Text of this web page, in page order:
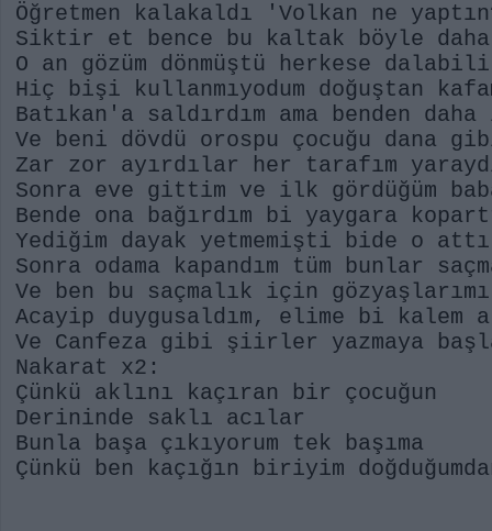
Öğretmen kalakaldı 'Volkan ne
Siktir et bence bu kaltak böyle
O an gözüm dönmüştü herkese
Hiç bişi kullanmıyodum doğuştan
Batıkan'a saldırdım ama benden
Ve beni dövdü orospu çocuğu dana
Zar zor ayırdılar her tarafım
Sonra eve gittim ve ilk gördüğüm
Bende ona bağırdım bi yaygara
Yediğim dayak yetmemişti bide o attı
Sonra odama kapandım tüm bunlar
Ve ben bu saçmalık için gözyaşlarımı
Acayip duygusaldım, elime bi kalem
Ve Canfeza gibi şiirler yazmaya
Nakarat x2:
Çünkü aklını kaçıran bir çocuğun
Derininde saklı acılar
Bunla başa çıkıyorum tek başıma
Çünkü ben kaçığın biriyim